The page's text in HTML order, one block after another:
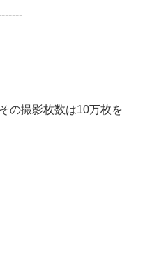
の撮影枚数は10万枚を